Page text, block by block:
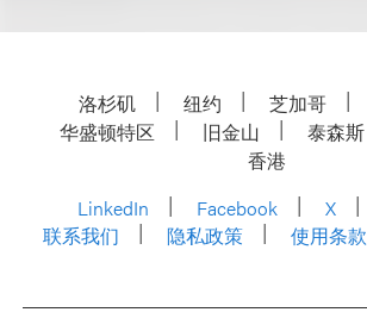
洛杉矶 纽约 芝加哥
华盛顿特区
旧金山 泰森斯
香港
LinkedIn
Facebook X
联系我们
隐私政策 使用条款